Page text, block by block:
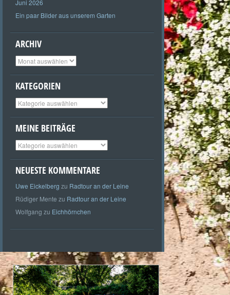
Juni 2026
Ein paar Bilder aus unserem Garten
ARCHIV
Archiv
KATEGORIEN
Kategorien
MEINE BEITRÄGE
Meine
Beiträge
NEUESTE KOMMENTARE
Uwe Eickelberg zu Radtour an der Leine
Rüdiger Mente zu Radtour an der Leine
Wolfgang zu Eichhörnchen